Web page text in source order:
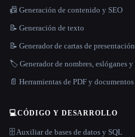
📠 Generación de contenido y SEO
📝 Generación de texto
📝 Generador de cartas de presentación
🏷️ Generador de nombres, eslóganes y
📄 Herramientas de PDF y documentos
💻CÓDIGO Y DESARROLLO
🗄️ Auxiliar de bases de datos y SQL